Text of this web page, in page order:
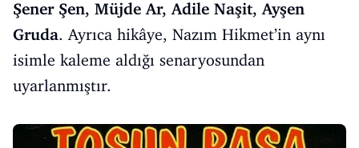
Şener Şen, Müjde Ar, Adile Naşit, Ayşen
Gruda. Ayrıca hikâye, Nazım Hikmet’in aynı
isimle kaleme aldığı senaryosundan
uyarlanmıştır.